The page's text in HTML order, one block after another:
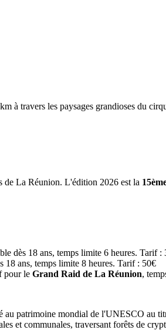
à travers les paysages grandioses du
de La Réunion. L'édition 2026 est la
dès 18 ans, temps limite 6 heures. Tarif :
18 ans, temps limite 8 heures. Tarif : 50€
pour le Grand Raid de La Réunion,
patrimoine mondial de l'UNESCO au
et communales, traversant forêts de